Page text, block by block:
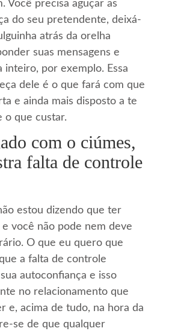
Você precisa aguçar as
do seu pretendente, deixá-
atrás da orelha
suas mensagens e
inteiro, por exemplo. Essa
dele é o que fará com que
e ainda mais disposto a te
o que custar.
com o ciúmes,
falta de controle
estou dizendo que ter
você não pode nem deve
O que eu quero que
a falta de controle
autoconfiança e isso
no relacionamento que
e, acima de tudo, na hora da
se de que qualquer